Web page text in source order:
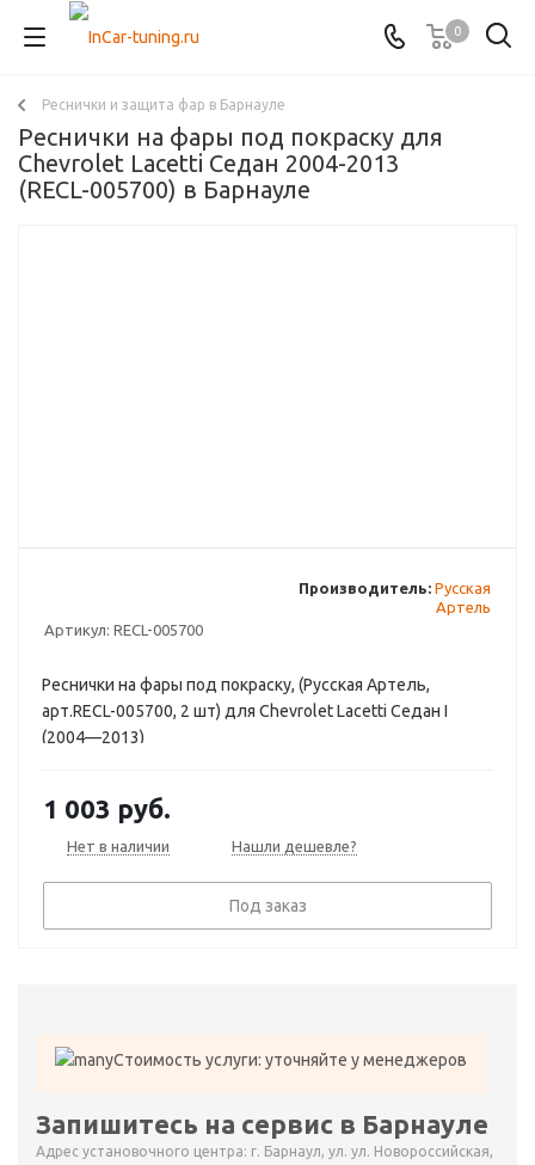
0
Реснички и защита фар в Барнауле
Реснички на фары под покраску для
Chevrolet Lacetti Седан 2004-2013
(RECL-005700) в Барнауле
Артикул: RECL-005700
Производитель: Русская
Артель
Реснички на фары под покраску, (Русская Артель,
арт.RECL-005700, 2 шт) для Chevrolet Lacetti Седан I
(2004—2013)
1 003 руб.
Нет в наличии Нашли дешевле?
Под заказ
Стоимость услуги: уточняйте у менеджеров
Запишитесь на сервис в Барнауле
Адрес установочного центра: г. Барнаул, ул. ул. Новороссийская,